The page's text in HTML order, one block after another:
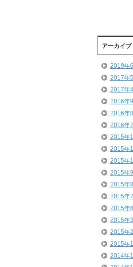
アーカイブ
2019年
2017年
2017年
2016年
2016年
2016年
2015年
2015年
2015年
2015年
2015年
2015年
2015年
2015年
2015年
2015年
2014年